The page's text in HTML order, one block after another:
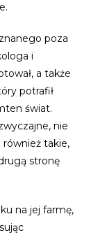
poza
i
a także
potrafił
świat.
nie
również takie,
stronę
na jej farmę,